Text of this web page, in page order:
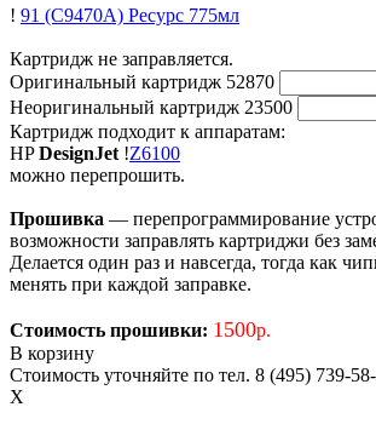
! 91 (C9470A) Ресурс 775мл
Картридж не заправляется.
Оригинальный картридж 52870
Неоригинальный картридж 23500
Картридж подходит к аппаратам:
HPDesignJet !Z6100
можно перепрошить.
Прошивка — перепрограммирование
возможности заправлять картриджи без
Делается один раз и навсегда, тогда как
менять при каждой заправке.
Стоимость прошивки: 1500р.
В корзину
Стоимость уточняйте по тел. 8 (495) 739-
X